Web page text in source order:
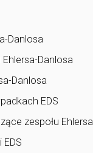
Danlosa
Danlosa
Danlosa
EDS
zespołu